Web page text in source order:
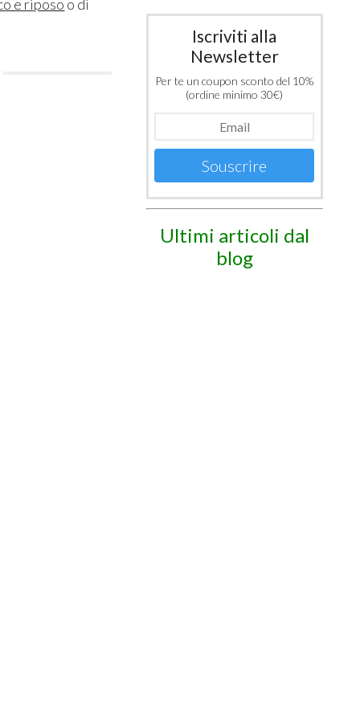
e riposo o di
Iscriviti alla
Newsletter
Per te un coupon sconto del 10%
(ordine minimo 30€)
Souscrire
Ultimi articoli dal
blog